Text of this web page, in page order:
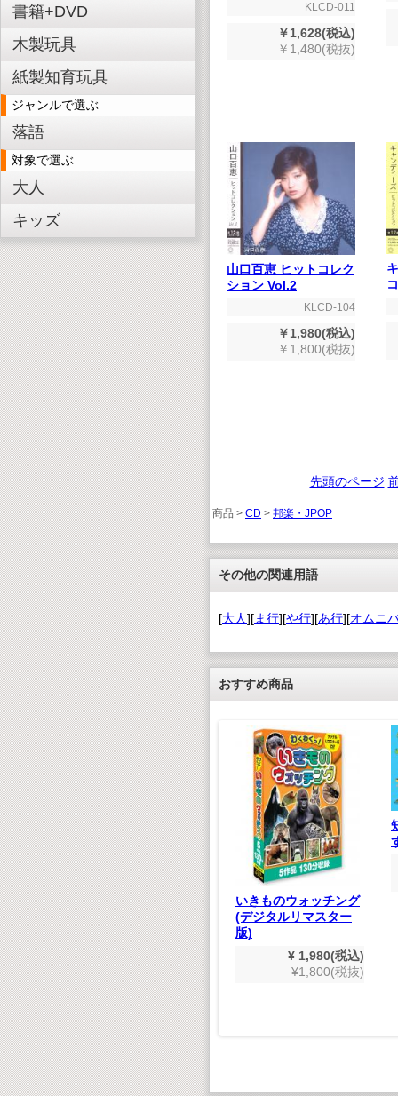
書籍+DVD
木製玩具
紙製知育玩具
ジャンルで選ぶ
落語
対象で選ぶ
大人
キッズ
KLCD-011
￥1,628(税込)
￥1,480(税抜)
山口百恵 ヒットコレク
ション Vol.2
KLCD-104
￥1,980(税込)
￥1,800(税抜)
先頭のページ
商品 > CD > 邦楽・JPOP
その他の関連用語
[大人][ま行][や行][あ行][オムニ
おすすめ商品
木製
んちゅ
税込)
税抜)
世界遺産 大全集
DVD100枚セット
¥ 19,800(税込)
¥18,000(税抜)
いきものウォッチング
(デジタルリマスター
版)
¥ 1,980(税込)
¥1,800(税抜)